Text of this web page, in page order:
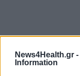
News4Health.gr -
Information